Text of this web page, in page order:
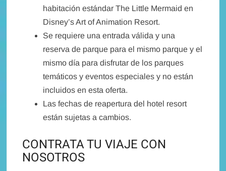
habitación estándar The Little Mermaid en
Disney’s Art of Animation Resort.
Se requiere una entrada válida y una
reserva de parque para el mismo parque y el
mismo día para disfrutar de los parques
temáticos y eventos especiales y no están
incluidos en esta oferta.
Las fechas de reapertura del hotel resort
están sujetas a cambios.
CONTRATA TU VIAJE CON
NOSOTROS